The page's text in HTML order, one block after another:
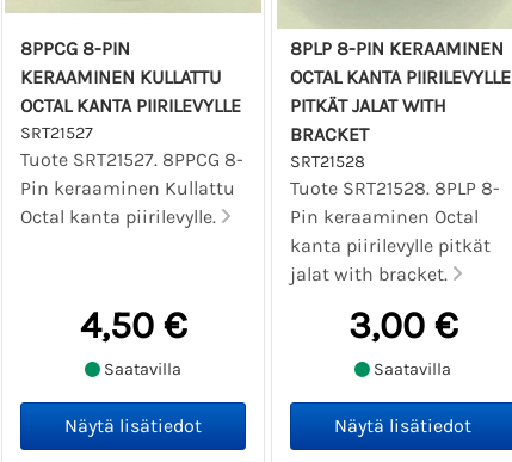
8PPCG 8-PIN
KERAAMINEN KULLATTU
OCTAL KANTA PIIRILEVYLLE
SRT21527
Tuote SRT21527. 8PPCG 8-
Pin keraaminen Kullattu
Octal kanta piirilevylle.
4,50 €
Saatavilla
8PLP 8-PIN KERAAMINEN
OCTAL KANTA PIIRILEVYLLE
PITKÄT JALAT WITH
BRACKET
SRT21528
Tuote SRT21528. 8PLP 8-
Pin keraaminen Octal
kanta piirilevylle pitkät
jalat with bracket.
3,00 €
Saatavilla